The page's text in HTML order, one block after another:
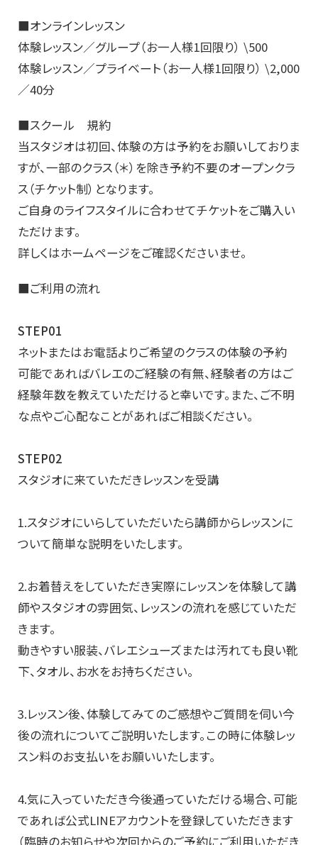
■オンラインレッスン
体験レッスン／グループ（お一人様1回限り） \500
体験レッスン／プライベート（お一人様1回限り） \2,000
／40分
■スクール 規約
当スタジオは初回、体験の方は予約をお願いしておりま
すが、一部のクラス（＊）を除き予約不要のオープンクラ
ス（チケット制）となります。
ご自身のライフスタイルに合わせてチケットをご購入い
ただけます。
詳しくはホームページをご確認くださいませ。
■ご利用の流れ
STEP01
ネットまたはお電話よりご希望のクラスの体験の予約
可能であればバレエのご経験の有無、経験者の方はご
経験年数を教えていただけると幸いです。また、ご不明
な点やご心配なことがあればご相談ください。
STEP02
スタジオに来ていただきレッスンを受講
1.スタジオにいらしていただいたら講師からレッスンに
ついて簡単な説明をいたします。
2.お着替えをしていただき実際にレッスンを体験して講
師やスタジオの雰囲気、レッスンの流れを感じていただ
きます。
動きやすい服装、バレエシューズまたは汚れても良い靴
下、タオル、お水をお持ちください。
3.レッスン後、体験してみてのご感想やご質問を伺い今
後の流れについてご説明いたします。この時に体験レッ
スン料のお支払いをお願いいたします。
4.気に入っていただき今後通っていただける場合、可能
であれば公式LINEアカウントを登録していただきます